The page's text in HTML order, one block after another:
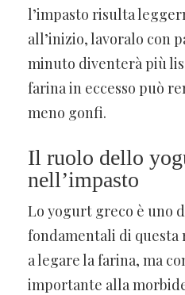
l’impasto risulta
all’inizio, lavoralo con
minuto diventerà più
farina in eccesso può
meno gonfi.
Il ruolo dello
nell’impasto
Lo yogurt greco è uno
fondamentali di questa
a legare la farina, ma
importante alla